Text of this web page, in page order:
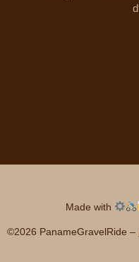
Made with
©2026 PanameGravelRide –